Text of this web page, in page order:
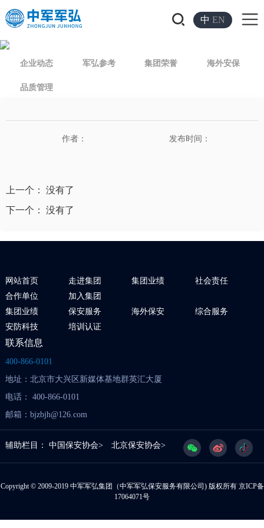
中EN
企业动态 军弘参考 集团荣誉 海外安保
品质管理
作者： 发布时间：
上一个： 没有了
下一个： 没有了
网站首页 走进集团 集团业绩
社会责任
合作单位
加入集团
集团业绩
保安服务 海外保安
综合服务
安防科技
培训认证
联系信息
400-866-0101
地址：北京市大兴区新媒体基地群英汇大厦
电话： 400-866-0101
邮箱：bjzbjh@126.com
辅助栏目： 中国保安协会> 北京保安协会>
Copyright © 2009-2019 中军军弘集团（中军军弘保安服务有限公司) 版权所有 京ICP备
17064071号